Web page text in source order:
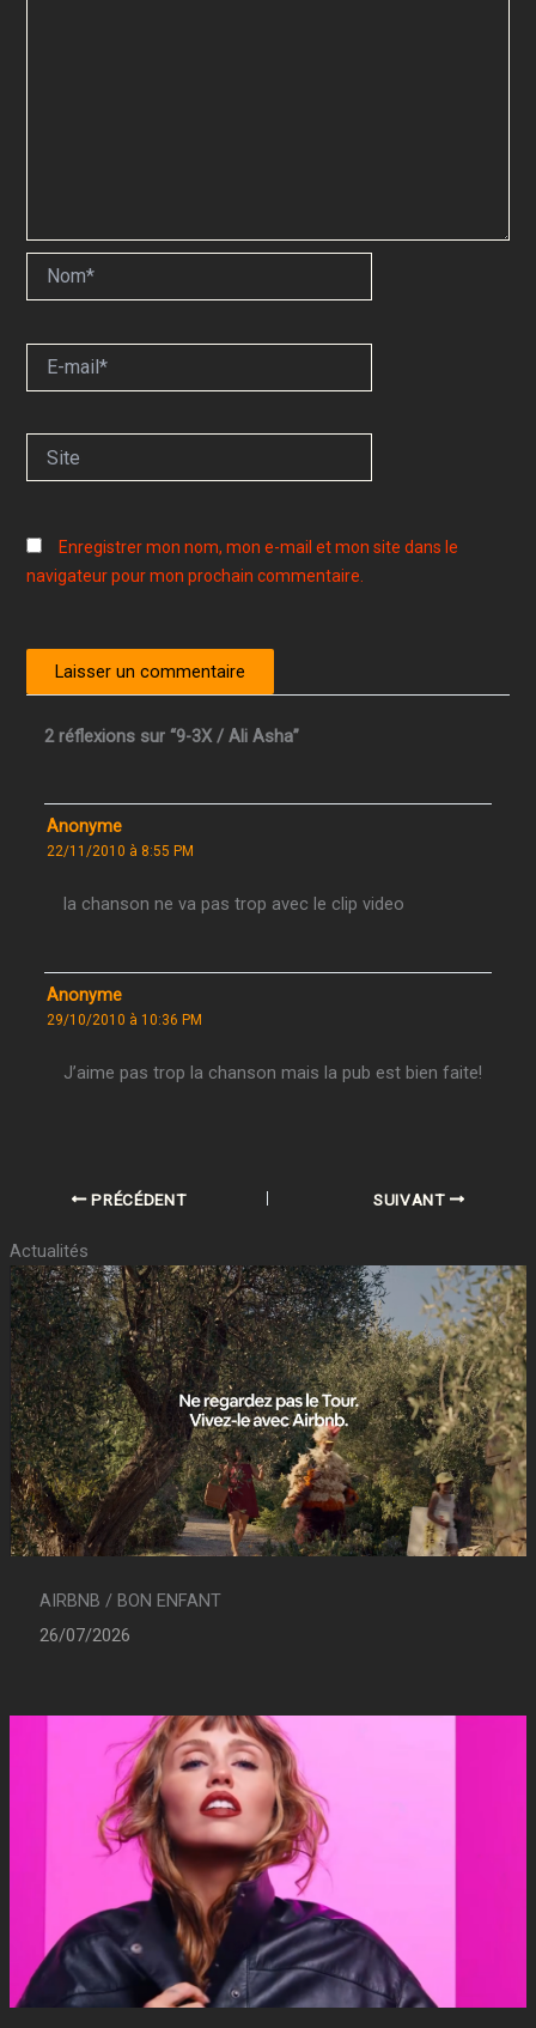
mail*
Enregistrer mon nom, mon e-mail et mon site dans le
navigateur pour mon prochain commentaire.
2 réflexions sur “9-3X / Ali Asha”
Anonyme
22/11/2010 à 8:55 PM
la chanson ne va pas trop avec le clip video
Anonyme
29/10/2010 à 10:36 PM
J’aime pas trop la chanson mais la pub est bien faite!
PRÉCÉDENT SUIVANT
Actualités
AIRBNB / BON ENFANT
26/07/2026